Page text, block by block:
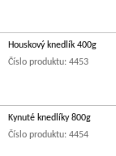
Houskový knedlík 400g
Číslo produktu: 4453
Kynuté knedlíky 800g
Číslo produktu: 4454